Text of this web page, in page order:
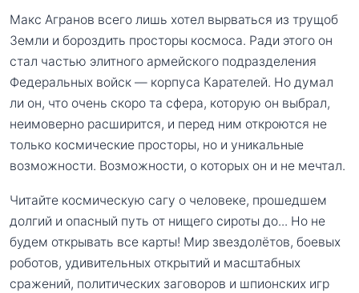
Макс Агранов всего лишь хотел вырваться из трущоб
Земли и бороздить просторы космоса. Ради этого он
стал частью элитного армейского подразделения
Федеральных войск — корпуса Карателей. Но думал
ли он, что очень скоро та сфера, которую он выбрал,
неимоверно расширится, и перед ним откроются не
только космические просторы, но и уникальные
возможности. Возможности, о которых он и не мечтал.
Читайте космическую сагу о человеке, прошедшем
долгий и опасный путь от нищего сироты до... Но не
будем открывать все карты! Мир звездолётов, боевых
роботов, удивительных открытий и масштабных
сражений, политических заговоров и шпионских игр